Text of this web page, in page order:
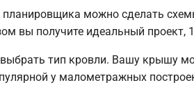
можно сделать
вы получите идеальный
тип кровли. Вашу крышу
у малометражных